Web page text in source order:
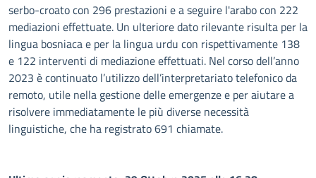
serbo-croato con 296 prestazioni e a seguire l'arabo con 222
mediazioni effettuate. Un ulteriore dato rilevante risulta per la
lingua bosniaca e per la lingua urdu con rispettivamente 138
e 122 interventi di mediazione effettuati. Nel corso dell’anno
2023 è continuato l’utilizzo dell’interpretariato telefonico da
remoto, utile nella gestione delle emergenze e per aiutare a
risolvere immediatamente le più diverse necessità
linguistiche, che ha registrato 691 chiamate.